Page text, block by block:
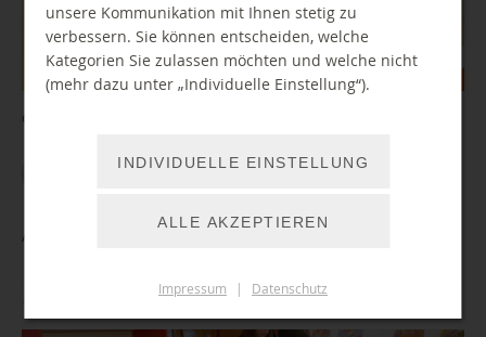
Geschichten zum Zuhören vorgetragen für alle mit gespitzten Ohren
WEITER LESEN
Auf leisen Sohlen... in Einsiedel
unsere Kommunikation mit Ihnen stetig zu
verbessern. Sie können entscheiden, welche
Kategorien Sie zulassen möchten und welche nicht
(mehr dazu unter „Individuelle Einstellung“).
INDIVIDUELLE EINSTELLUNG
ALLE AKZEPTIEREN
Impressum | Datenschutz